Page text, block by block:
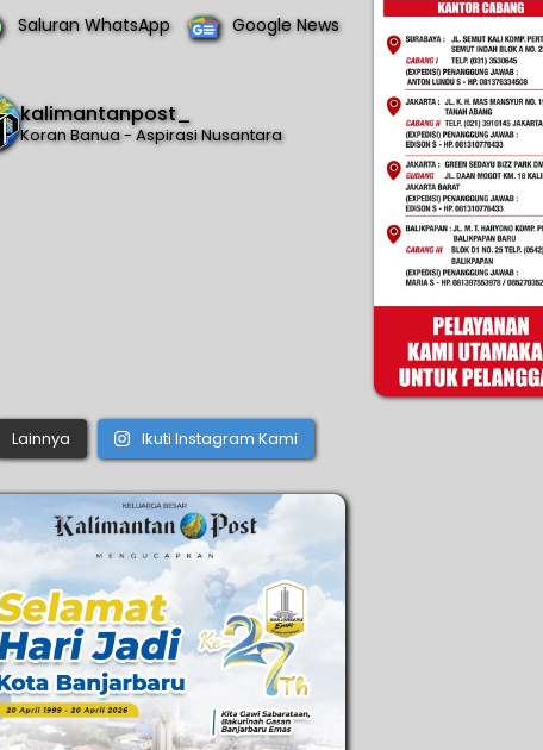
Saluran WhatsApp Google News
kalimantanpost_
Koran Banua - Aspirasi Nusantara
Lainnya Ikuti Instagram Kami